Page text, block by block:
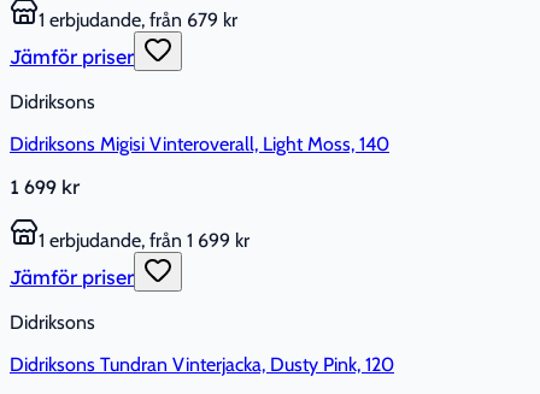
1 erbjudande, från 679 kr
Jämför priser
Didriksons
Didriksons Migisi Vinteroverall, Light Moss, 140
1 699 kr
1 erbjudande, från 1 699 kr
Jämför priser
Didriksons
Didriksons Tundran Vinterjacka, Dusty Pink, 120